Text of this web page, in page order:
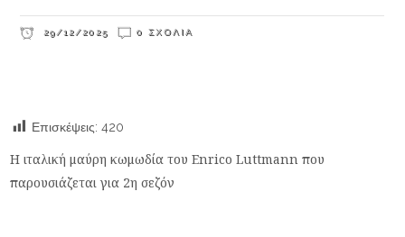
29/12/2025 0 ΣΧΌΛΙΑ
Επισκέψεις: 420
Η ιταλική μαύρη κωμωδία του Enrico Luttmann που
παρουσιάζεται για 2η σεζόν